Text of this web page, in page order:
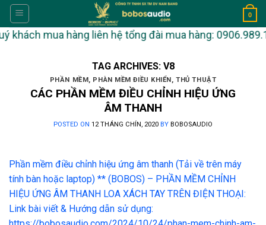
Skip
content
0
khách mua hàng liên hệ tổng đài mua hàng:
TAG ARCHIVES: V8
PHẦN MỀM, PHÀN MỀM ĐIỀU KHIỂN,THỦ THUẬT
CÁC PHẦN MỀM ĐIỀU CHỈNH HIỆU ỨNG
ÂM THANH
POSTED ON 12 THÁNG CHÍN, 2020 BY BOBOSAUDIO
Phần mềm điều chỉnh hiệu ứng âm thanh (Tải về trên máy
tính bàn hoặc laptop) ** (BOBOS) – PHẦN MỀM CHỈNH
HIỆU ỨNG ÂM THANH LOA XÁCH TAY TRÊN ĐIỆN THOẠI:
Link bài viết & Hướng dẫn sử dụng: